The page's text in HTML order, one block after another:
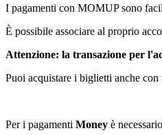
I pagamenti con MOMUP sono
È possibile associare al proprio
Attenzione: la transazione per
Puoi acquistare i biglietti anche
Per i pagamenti Money è